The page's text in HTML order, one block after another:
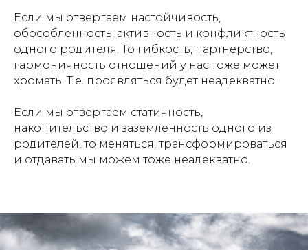
Если мы отвергаем настойчивость,
обособленность, активность и конфликтность
одного родителя. То гибкость, партнерство,
гармоничность отношений у нас тоже может
хромать. Т.е. проявляться будет неадекватно.
Если мы отвергаем статичность,
накопительство и заземленность одного из
родителей, то меняться, трансформироваться
и отдавать мы можем тоже неадекватно.